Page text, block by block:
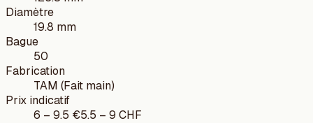
Diamètre
19.8 mm
Bague
50
Fabrication
TAM (Fait main)
Prix indicatif
6 – 9.5 €5.5 – 9 CHF